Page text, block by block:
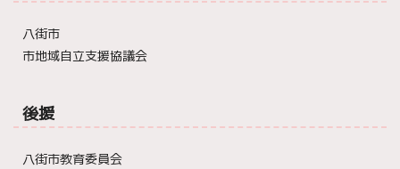
八街市
市地域自立支援協議会
後援
八街市教育委員会